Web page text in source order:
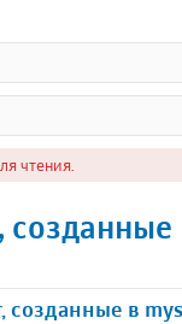
чтения.
созданные в